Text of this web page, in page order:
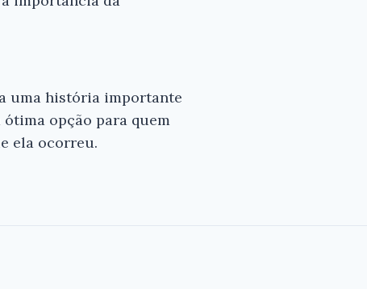
uma história importante
opção para quem
ela ocorreu.